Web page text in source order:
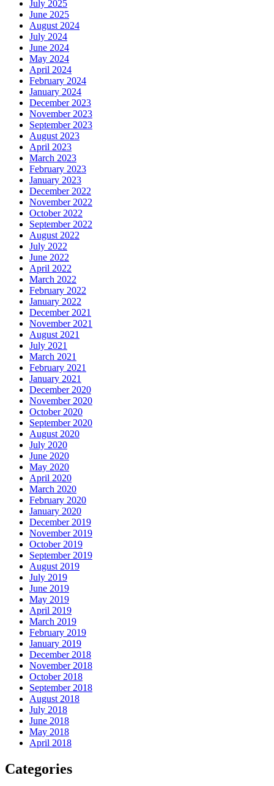
July 2025
June 2025
August 2024
July 2024
June 2024
May 2024
April 2024
February 2024
January 2024
December 2023
November 2023
September 2023
August 2023
April 2023
March 2023
February 2023
January 2023
December 2022
November 2022
October 2022
September 2022
August 2022
July 2022
June 2022
April 2022
March 2022
February 2022
January 2022
December 2021
November 2021
August 2021
July 2021
March 2021
February 2021
January 2021
December 2020
November 2020
October 2020
September 2020
August 2020
July 2020
June 2020
May 2020
April 2020
March 2020
February 2020
January 2020
December 2019
November 2019
October 2019
September 2019
August 2019
July 2019
June 2019
May 2019
April 2019
March 2019
February 2019
January 2019
December 2018
November 2018
October 2018
September 2018
August 2018
July 2018
June 2018
May 2018
April 2018
Categories